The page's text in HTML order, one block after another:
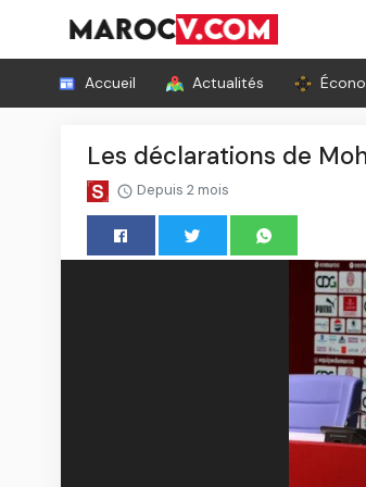
Accueil Actualités
Les déclarations de
Depuis 2 mois